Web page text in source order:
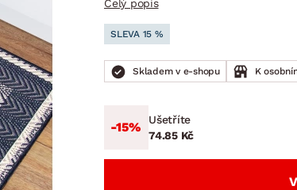
DOMÁCÍ SPOTŘEBIČECelý popis
SLEVA 15 %
Skladem v e-shopu K
-15%
Ušetříte
74.85 Kč